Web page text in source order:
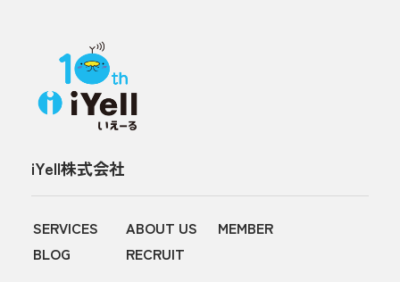
iYell株式会社
SERVICES ABOUT US
MEMBER
BLOG
RECRUIT